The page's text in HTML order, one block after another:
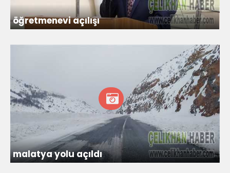
öğretmenevi açılışı
malatya yolu açıldı